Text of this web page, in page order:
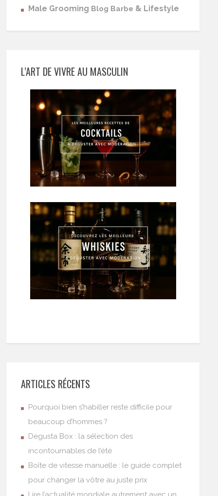
Male Grooming Blog Barbe & Lifestyle
L’ART DE VIVRE AU MASCULIN
ARTICLES RÉCENTS
Pourquoi bien s’habiller reste difficile pour
beaucoup d’hommes ?
Degusta Box : la sélection des
incontournables de l’été
Boîte de vitesse manuelle : le guide complet
pour changer la vôtre au juste prix